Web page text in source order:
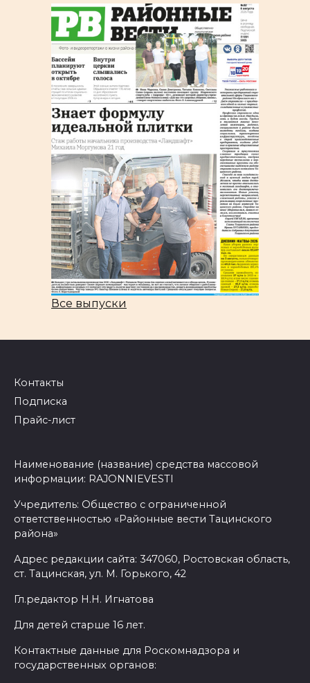
Все выпуски
Контакты
Подписка
Прайс-лист
Наименование (название) средства массовой
информации: RAJONNIEVESTI
Учредитель: Общество с ограниченной
ответственностью «Районные вести Тацинского
района»
Адрес редакции сайта: 347060, Ростовская область,
ст. Тацинская, ул. М. Горького, 42
Гл.редактор Н.Н. Игнатова
Для детей старше 16 лет.
Контактные данные для Роскомнадзора и
государственных органов: